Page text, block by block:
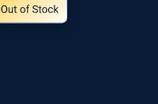
number,